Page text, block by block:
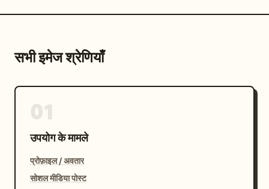
सभी इमेज श्रेणियाँ
उपयोग के मामले
प्रोफ़ाइल / अवतार
सोशल मीडिया पोस्ट